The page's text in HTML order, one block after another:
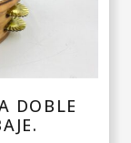
DOBLE